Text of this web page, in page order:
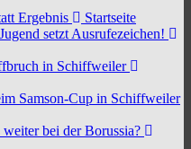
Ergebnis
Startseite
setzt Ausrufezeichen!
in Schiffweiler
Samson-Cup in Schiffweiler
weiter bei der Borussia?